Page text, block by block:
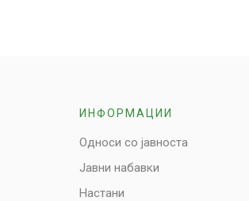
ИНФОРМАЦИИ
Односи со јавноста
Јавни набавки
Настани